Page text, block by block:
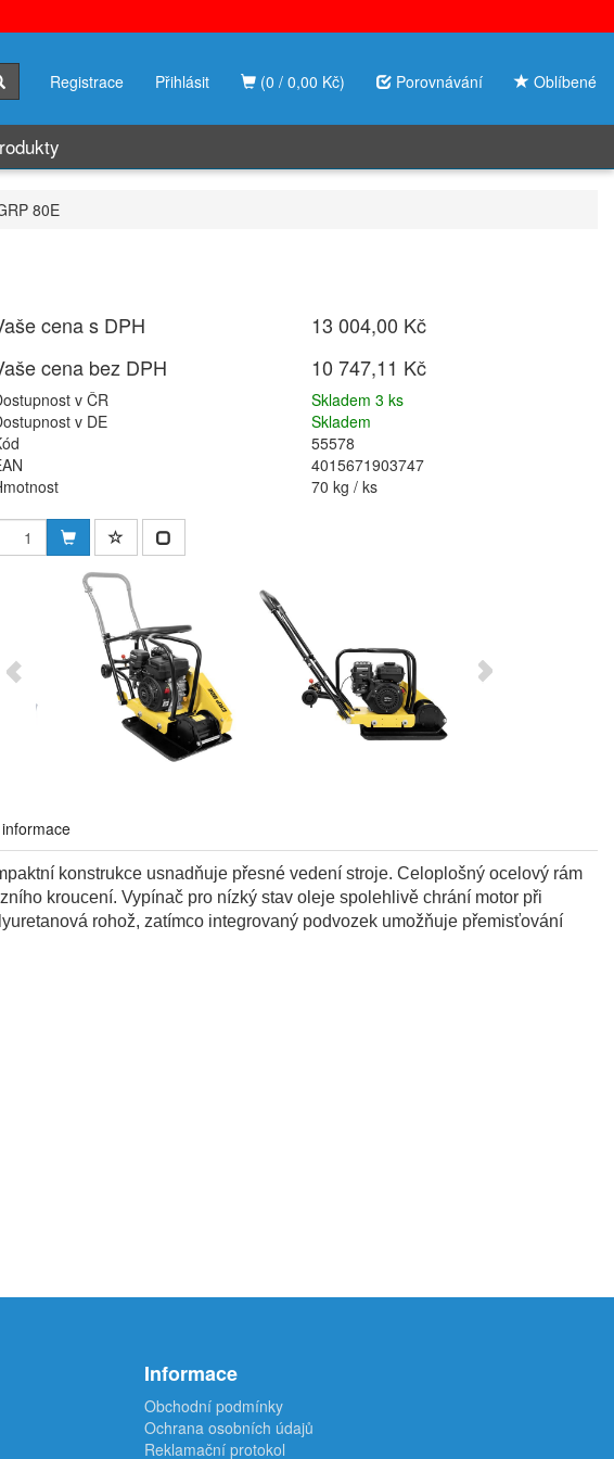
(0 / 0,00 Kč) Porovnávání Oblíbené
Registrace Přihlásit
80E
cena s DPH
13 004,00 Kč
cena bez DPH
10 747,11 Kč
v ČR
Skladem 3 ks
v DE
Skladem
55578
4015671903747
70 kg / ks
konstrukce usnadňuje přesné vedení stroje. Celoplošný ocelový rám
kroucení. Vypínač pro nízký stav oleje spolehlivě chrání motor při
rohož, zatímco integrovaný podvozek umožňuje přemisťování
Informace
Obchodní podmínky
Ochrana osobních údajů
Reklamační protokol